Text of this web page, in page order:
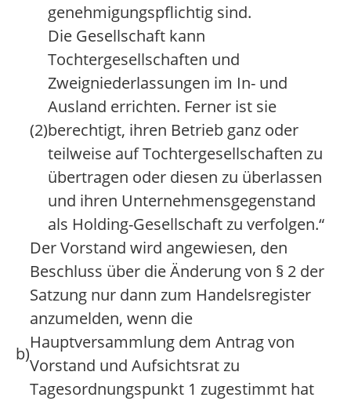
genehmigungspflichtig sind.
(2)
Die Gesellschaft kann
Tochtergesellschaften und
Zweigniederlassungen im In- und
Ausland errichten. Ferner ist sie
berechtigt, ihren Betrieb ganz oder
teilweise auf Tochtergesellschaften zu
übertragen oder diesen zu überlassen
und ihren Unternehmensgegenstand
als Holding-Gesellschaft zu verfolgen.“
b)
Der Vorstand wird angewiesen, den
Beschluss über die Änderung von § 2 der
Satzung nur dann zum Handelsregister
anzumelden, wenn die
Hauptversammlung dem Antrag von
Vorstand und Aufsichtsrat zu
Tagesordnungspunkt 1 zugestimmt hat